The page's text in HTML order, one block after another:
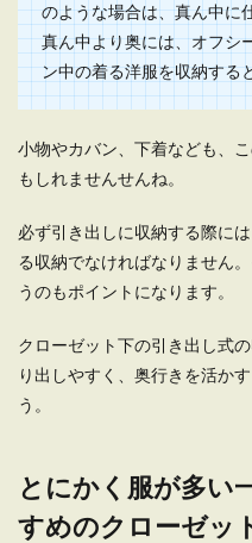
40代女
合、一
うか。 ...
一人
一人暮
がちで
誘わ...
【一
これか
には、
か頭を悩
のような場合は、真ん中に
真ん中より奥には、オフシ
ン中の着る洋服を収納する
小物やカバン、下着なども、
もしれませんせんね。
必ず引き出しに収納する際に
る収納でなければなりません
うのもポイントになります。
クローゼット下の引き出し式
り出しやすく、奥行きを活か
う。
とにかく服が多い
すめのクローゼッ